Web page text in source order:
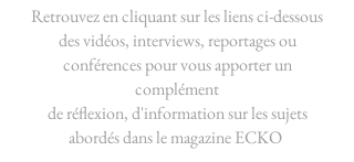
Retrouvez en cliquant sur les liens ci-dessous
des vidéos, interviews, reportages ou
conférences pour vous apporter un
complément
de réflexion, d'informationsur les sujets
abordés dans le magazine ECKO